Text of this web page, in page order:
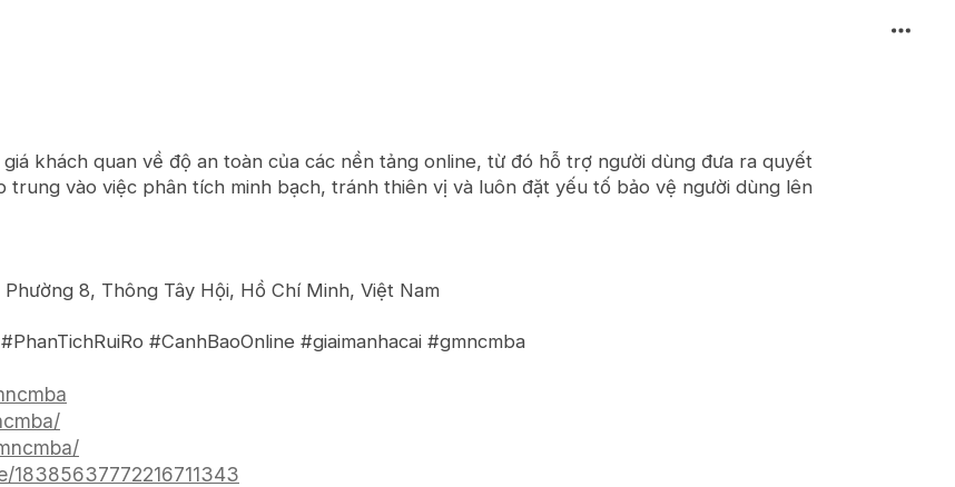
khách quan về độ an toàn của các nền tảng online, từ đó hỗ trợ người dùng đưa ra quyết
trung vào việc phân tích minh bạch, tránh thiên vị và luôn đặt yếu tố bảo vệ người dùng lên
8, Thông Tây Hội, Hồ Chí Minh, Việt Nam
#CanhBaoOnline #giaimanhacai #gmncmba
18385637772216711343